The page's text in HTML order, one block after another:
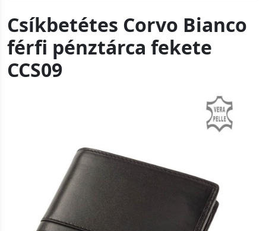
Csíkbetétes Corvo Bianco
férfi pénztárca fekete
CCS09